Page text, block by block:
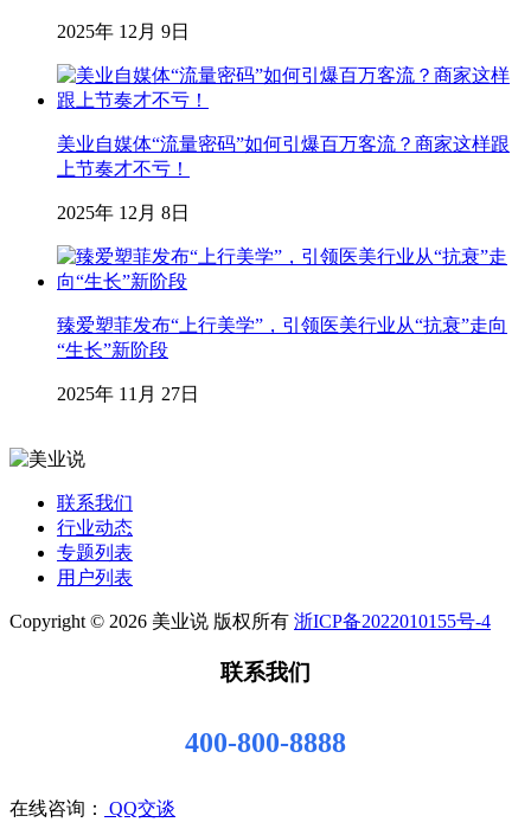
2025年 12月 9日
美业自媒体“流量密码”如何引爆百万客流？商家这样跟
上节奏才不亏！
2025年 12月 8日
臻爱塑菲发布“上行美学”，引领医美行业从“抗衰”走向
“生长”新阶段
2025年 11月 27日
联系我们
行业动态
专题列表
用户列表
Copyright © 2026 美业说 版权所有 浙ICP备2022010155号-4
联系我们
400-800-8888
在线咨询： QQ交谈